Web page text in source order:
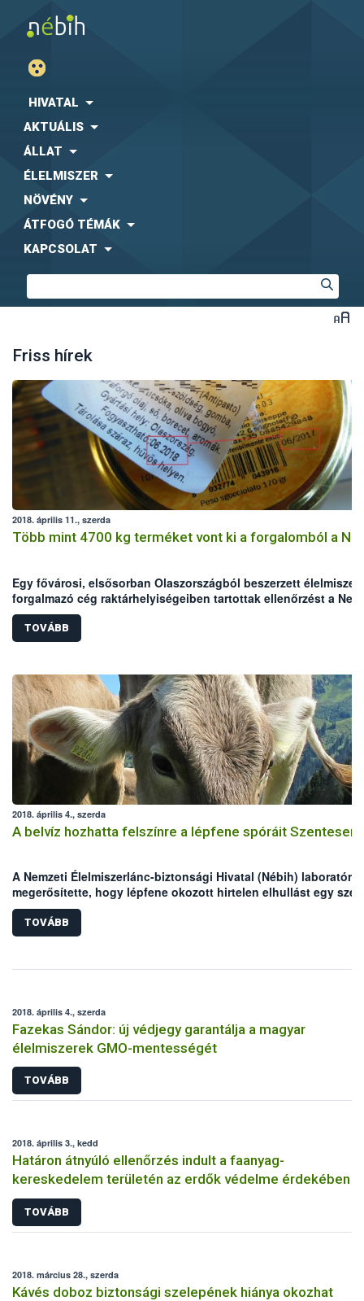
HIVATAL
AKTUÁLIS
ÁLLAT
ÉLELMISZER
NÖVÉNY
ÁTFOGÓ TÉMÁK
KAPCSOLAT
Friss hírek
2018. április 11., szerda
Több mint 4700 kg terméket vont ki a forgalomból a
Egy fővárosi, elsősorban Olaszországból beszerzett
forgalmazó cég raktárhelyiségeiben tartottak ellenőrzést a
Élelmiszerlánc-biztonsági Hivatal (Nébih) szakemberei. Az
ellenőrök a helyszínen összesen több mint 4700 kg terméket
vontak ki a forgalomból, amelyek között jelentős
hamisított élelmiszerek.
TOVÁBB
2018. április 4., szerda
A belvíz hozhatta felszínre a lépfene spóráit Szentesen
A Nemzeti Élelmiszerlánc-biztonsági Hivatal (Nébih)
megerősítette, hogy lépfene okozott hirtelen elhullást egy
juhállományban március végén. A juhok legeltetési területén
valószínűleg a belvíz hozhatta felszínre a lépfene spóráit. A
főállatorvos már a fertőzés gyanúja alapján elrendelte a helyi
gyógykezelését. A Nébih felhívja az állattartók figyelmét, hogy
TOVÁBB
2018. április 4., szerda
Fazekas Sándor: új védjegy garantálja a magyar
élelmiszerek GMO-mentességét
TOVÁBB
2018. április 3., kedd
Határon átnyúló ellenőrzés indult a faanyag-
kereskedelem területén az erdők védelme érdekében
TOVÁBB
2018. március 28., szerda
Kávés doboz biztonsági szelepének hiánya okozhat